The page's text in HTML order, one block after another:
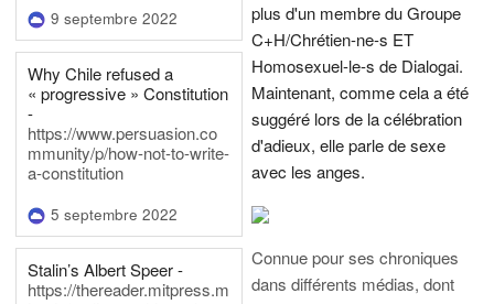
9 septembre 2022
Why Chile refused a
« progressive » Constitution
-
https://www.persuasion.co
mmunity/p/how-not-to-write-
a-constitution
5 septembre 2022
Stalin’s Albert Speer -
https://thereader.mitpress.m
plus d'un membre du Groupe
C+H/Chrétien-ne-s ET
Homosexuel-le-s de Dialogai.
Maintenant, comme cela a été
suggéré lors de la célébration
d'adieux, elle parle de sexe
avec les anges.
Connue pour ses chroniques
dans différents médias, dont